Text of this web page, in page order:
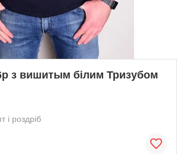
з вишитым білим Тризубом
і роздріб